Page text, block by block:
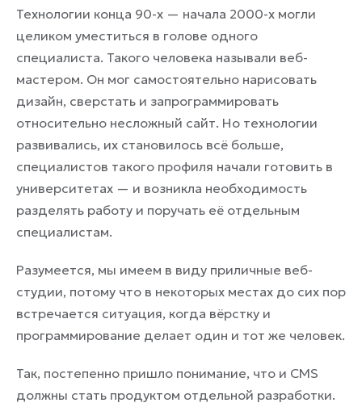
Технологии конца 90-х — начала 2000-х могли
целиком уместиться в голове одного
специалиста. Такого человека называли веб-
мастером. Он мог самостоятельно нарисовать
дизайн, сверстать и запрограммировать
относительно несложный сайт. Но технологии
развивались, их становилось всё больше,
специалистов такого профиля начали готовить в
университетах — и возникла необходимость
разделять работу и поручать её отдельным
специалистам.
Разумеется, мы имеем в виду приличные веб-
студии, потому что в некоторых местах до сих пор
встречается ситуация, когда вёрстку и
программирование делает один и тот же человек.
Так, постепенно пришло понимание, что и CMS
должны стать продуктом отдельной разработки.